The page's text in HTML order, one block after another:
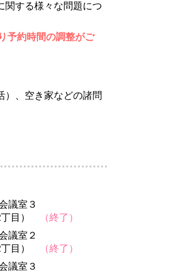
関する様々な問題につ
予約時間の調整がご
）、空き家などの諸問
議室３
目）
（終了）
議室２
目）
（終了）
議室３